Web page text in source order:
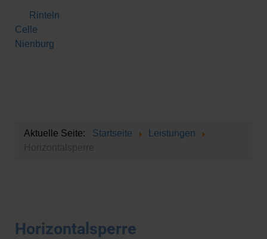
Rinteln
Celle
Nienburg
Aktuelle Seite: Startseite
Leistungen
Horizontalsperre
Horizontalsperre